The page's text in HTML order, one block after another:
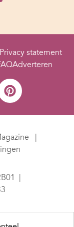
Privacy statement
Adverteren